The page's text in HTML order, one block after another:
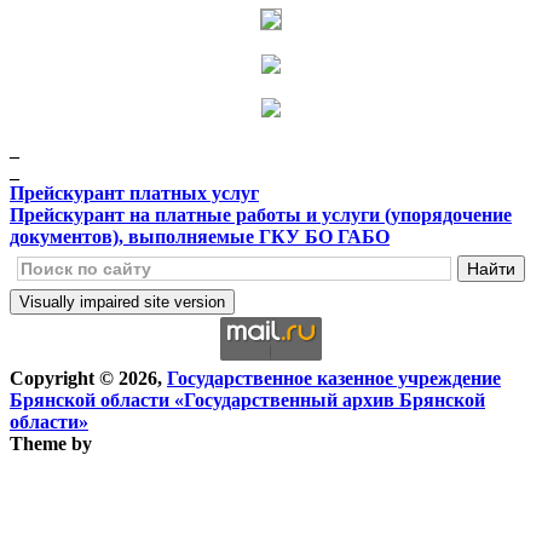
Прейскурант платных услуг
Прейскурант на платные работы и услуги (упорядочение
документов), выполняемые ГКУ БО ГАБО
Copyright © 2026, Государственное казенное учреждение
Брянской области «Государственный архив Брянской
области»
Theme by